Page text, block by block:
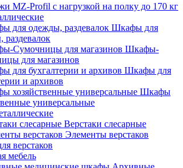
MZ-Profil с нагрузкой на полку до 170 кг
Шкафы для
раздевалок
Шкафы-
для магазинов
Шкафы для
и архивов
Шкафы
универсальные
Верстаки слесарные
Элементы верстаков
верстаков
мебель